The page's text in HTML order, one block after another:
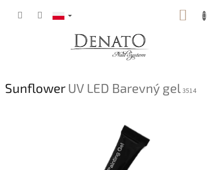
Sunflower UV LED Barevný gel3514